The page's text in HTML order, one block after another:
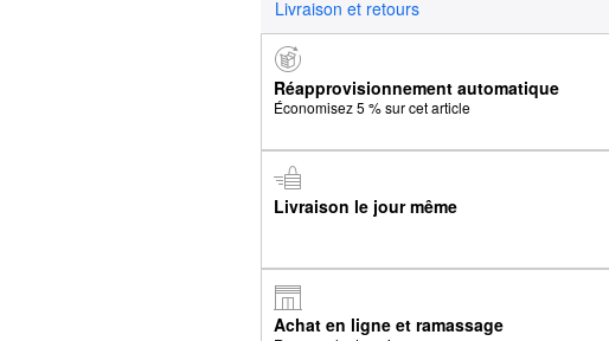
Livraison et retours
Réapprovisionnement automatique
Économisez 5 % sur cet article
Livraison le jour même
Achat en ligne et ramassage